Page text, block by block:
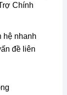
Chính
hệ nhanh
đề liên